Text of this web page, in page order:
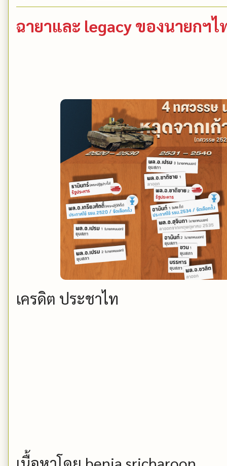
ฉายาและ legacy ของนายกฯ​ไ
เครดิต ประชาไท